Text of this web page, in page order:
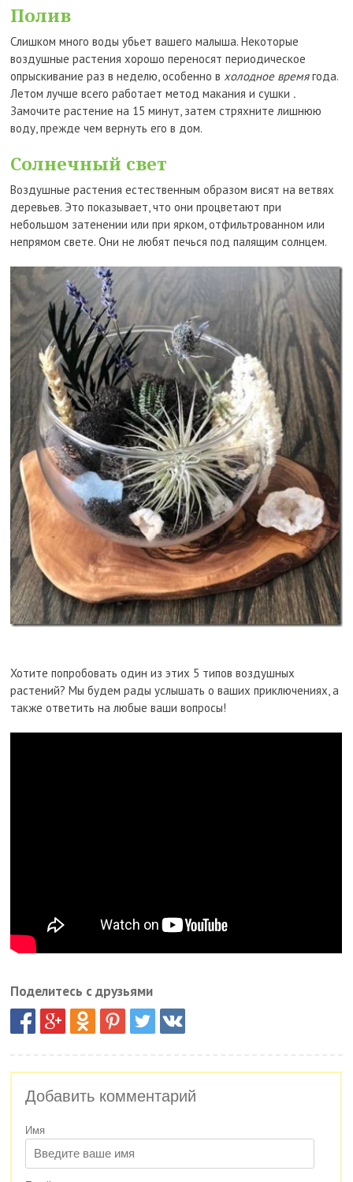
Полив
Слишком много воды убьет вашего малыша. Некоторые
воздушные растения хорошо переносят периодическое
опрыскивание раз в неделю, особенно в холодное времягода.
Летом лучше всего работает метод макания и сушки .
Замочите растение на 15 минут, затем стряхните лишнюю
воду, прежде чем вернуть его в дом.
Солнечный свет
Воздушные растения естественным образом висят на ветвях
деревьев. Это показывает, что они процветают при
небольшом затенении или при ярком, отфильтрованном или
непрямом свете. Они не любят печься под палящим солнцем.
Хотите попробовать один из этих 5 типов воздушных
растений? Мы будем рады услышать о ваших приключениях, а
также ответить на любые ваши вопросы!
Поделитесь с друзьями
Добавить комментарий
Имя